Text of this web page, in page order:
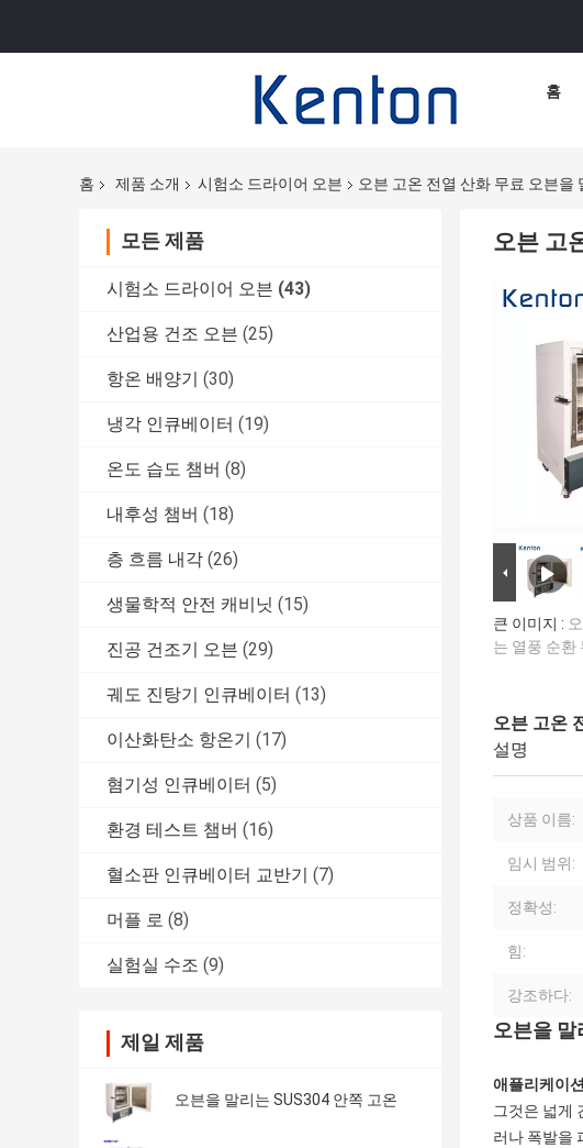
홈
홈 제품 소개 시험소 드라이어 오븐 오븐 고온 전열 산화 무료 오븐을
모든 제품
시험소 드라이어 오븐 (43)
산업용 건조 오븐 (25)
항온 배양기 (30)
냉각 인큐베이터 (19)
온도 습도 챔버 (8)
내후성 챔버 (18)
층 흐름 내각 (26)
생물학적 안전 캐비닛 (15)
진공 건조기 오븐 (29)
궤도 진탕기 인큐베이터 (13)
이산화탄소 항온기 (17)
혐기성 인큐베이터 (5)
환경 테스트 챔버 (16)
혈소판 인큐베이터 교반기 (7)
머플 로 (8)
실험실 수조 (9)
제일 제품
오븐을 말리는 SUS304 안쪽 고온
오븐 고
큰 이미지 :
는 열풍 순환
오븐 고온
설명
상품 이름:
임시 범위:
정확성:
힘:
강조하다:
오븐을 말
애플리케이
그것은 넓게
러나 폭발을